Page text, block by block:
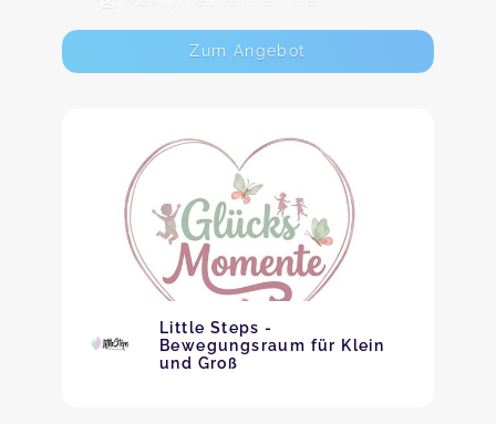
Zum Angebot
Little Steps -
Bewegungsraum für Klein
und Groß